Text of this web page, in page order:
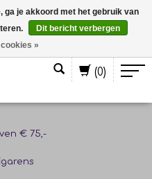
(0)
€ 75,-
ga je akkoord met het gebruik van
Dit bericht verbergen
»